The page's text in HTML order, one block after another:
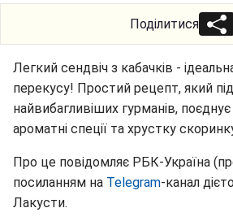
Поділитися
Легкий сендвіч з кабачків -
перекусу! Простий рецепт, який
найвибагливіших гурманів, поєднує
ароматні спеції та хрустку
Про це повідомляє РБК-Україна
посиланням на Telegram-канал
Лакусти.